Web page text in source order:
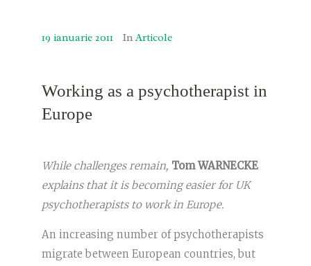
19 ianuarie 2011 In Articole
Working as a psychotherapist in
Europe
While challenges remain, Tom WARNECKE
explains that it is becoming easier for UK
psychotherapists to work in Europe.
An increasing number of psychotherapists
migrate between European countries, but